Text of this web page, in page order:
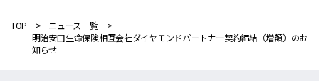
TOP
ニュース一覧
明治安田生命保険相互会社ダイヤモンドパートナー契約締結（増額）のお
知らせ